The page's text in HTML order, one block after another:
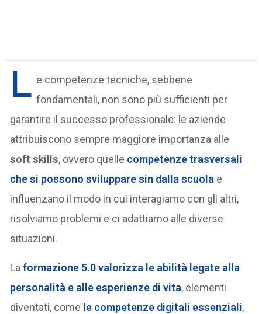
L e competenze tecniche, sebbene
fondamentali, non sono più sufficienti per
garantire il successo professionale: le aziende
attribuiscono sempre maggiore importanza alle
soft skills, ovvero quelle competenze trasversali
che si possono sviluppare sin dalla scuola e
influenzano il modo in cui interagiamo con gli altri,
risolviamo problemi e ci adattiamo alle diverse
situazioni.
Laformazione 5.0 valorizza le abilità legate alla
personalità e alle esperienze di vita, elementi
diventati, come le competenze digitali essenziali,